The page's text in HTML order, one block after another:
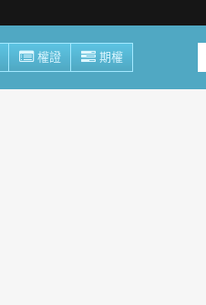
權證 期權